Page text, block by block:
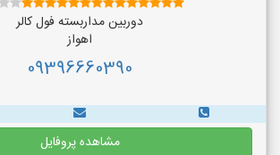
دوربین مداربسته فول کالر
اهواز
09396660390
مشاهده پروفایل